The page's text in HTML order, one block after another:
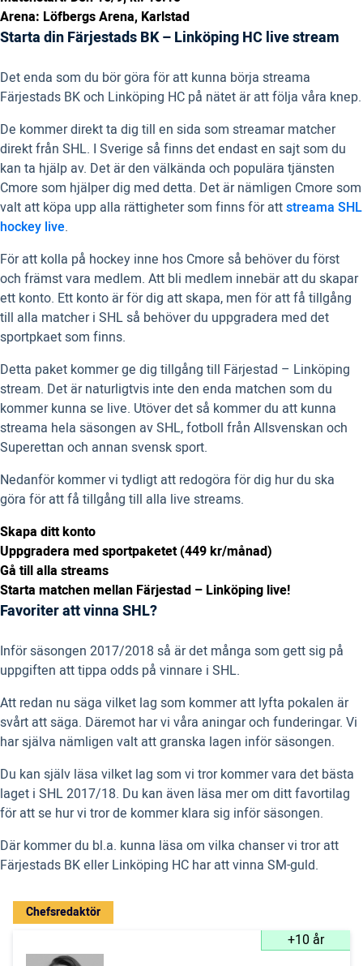
Arena: Löfbergs Arena, Karlstad
Starta din Färjestads BK – Linköping HC live stream
Det enda som du bör göra för att kunna börja streama
Färjestads BK och Linköping HC på nätet är att följa våra knep.
De kommer direkt ta dig till en sida som streamar matcher
direkt från SHL. I Sverige så finns det endast en sajt som du
kan ta hjälp av. Det är den välkända och populära tjänsten
Cmore som hjälper dig med detta. Det är nämligen Cmore som
valt att köpa upp alla rättigheter som finns för attstreama SHL
hockey live.
För att kolla på hockey inne hos Cmore så behöver du först
och främst vara medlem. Att bli medlem innebär att du skapar
ett konto. Ett konto är för dig att skapa, men för att få tillgång
till alla matcher i SHL så behöver du uppgradera med det
sportpkaet som finns.
Detta paket kommer ge dig tillgång till Färjestad – Linköping
stream. Det är naturligtvis inte den enda matchen som du
kommer kunna se live. Utöver det så kommer du att kunna
streama hela säsongen av SHL, fotboll från Allsvenskan och
Superettan och annan svensk sport.
Nedanför kommer vi tydligt att redogöra för dig hur du ska
göra för att få tillgång till alla live streams.
Skapa ditt konto
Uppgradera med sportpaketet (449 kr/månad)
Gå till alla streams
Starta matchen mellan Färjestad – Linköping live!
Favoriter att vinna SHL?
Inför säsongen 2017/2018 så är det många som gett sig på
uppgiften att tippa odds på vinnare i SHL.
Att redan nu säga vilket lag som kommer att lyfta pokalen är
svårt att säga. Däremot har vi våra aningar och funderingar. Vi
har själva nämligen valt att granska lagen inför säsongen.
Du kan själv läsa vilket lag som vi tror kommer vara det bästa
laget i SHL 2017/18. Du kan även läsa mer om ditt favortilag
för att se hur vi tror de kommer klara sig inför säsongen.
Där kommer du bl.a. kunna läsa om vilka chanser vi tror att
Färjestads BK eller Linköping HC har att vinna SM-guld.
Chefsredaktör
+10 år